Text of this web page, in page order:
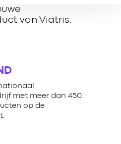
van Viatris.
met meer dan 450
op de